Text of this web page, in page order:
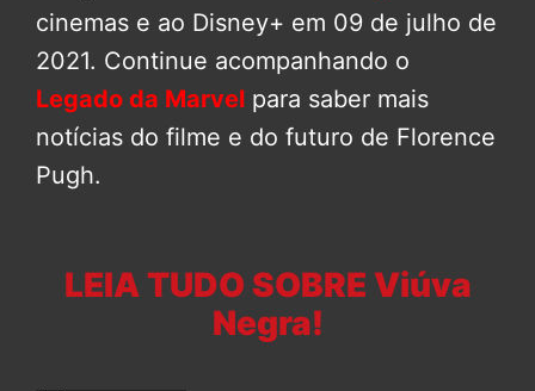
cinemas e ao Disney+ em 09 de julho de
2021. Continue acompanhando o
Legado da Marvel para saber mais
notícias do filme e do futuro de Florence
Pugh.
LEIA TUDO SOBRE Viúva
Negra!